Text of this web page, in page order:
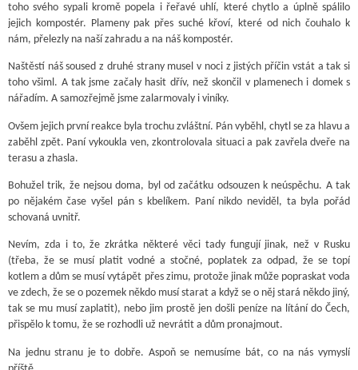
toho svého sypali kromě popela i řeřavé uhlí, které chytlo a úplně spálilo
jejich kompostér. Plameny pak přes suché křoví, které od nich čouhalo k
nám, přelezly na naší zahradu a na náš kompostér.
Naštěstí náš soused z druhé strany musel v noci z jistých příčin vstát a tak si
toho všiml. A tak jsme začaly hasit dřív, než skončil v plamenech i domek s
nářadím. A samozřejmě jsme zalarmovaly i viníky.
Ovšem jejich první reakce byla trochu zvláštní. Pán vyběhl, chytl se za hlavu a
zaběhl zpět. Paní vykoukla ven, zkontrolovala situaci a pak zavřela dveře na
terasu a zhasla.
Bohužel trik, že nejsou doma, byl od začátku odsouzen k neúspěchu. A tak
po nějakém čase vyšel pán s kbelíkem. Paní nikdo neviděl, ta byla pořád
schovaná uvnitř.
Nevím, zda i to, že zkrátka některé věci tady fungují jinak, než v Rusku
(třeba, že se musí platit vodné a stočné, poplatek za odpad, že se topí
kotlem a dům se musí vytápět přes zimu, protože jinak může popraskat voda
ve zdech, že se o pozemek někdo musí starat a když se o něj stará někdo jiný,
tak se mu musí zaplatit), nebo jim prostě jen došli peníze na lítání do Čech,
přispělo k tomu, že se rozhodli už nevrátit a dům pronajmout.
Na jednu stranu je to dobře. Aspoň se nemusíme bát, co na nás vymyslí